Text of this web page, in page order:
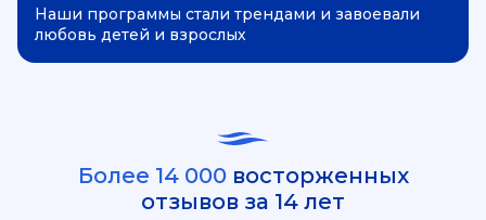
Наши программы стали трендами и завоевали
любовь детей и взрослых
Более 14 000восторженных
отзывов за 14 лет